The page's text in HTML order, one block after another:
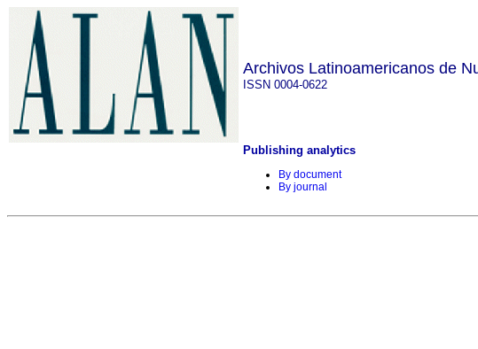
Archivos Latinoamericanos de
ISSN 0004-0622
Publishing analytics
By document
By journal